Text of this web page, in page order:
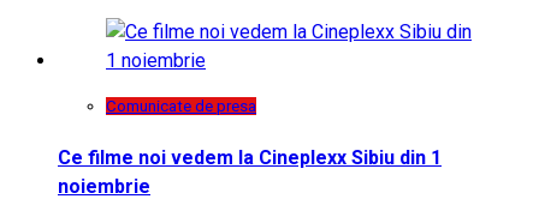
Comunicate de presa
Ce filme noi vedem la Cineplexx Sibiu din 1
noiembrie